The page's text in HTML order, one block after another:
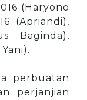
(Haryono
(Apriandi),
Baginda),
perbuatan
perjanjian